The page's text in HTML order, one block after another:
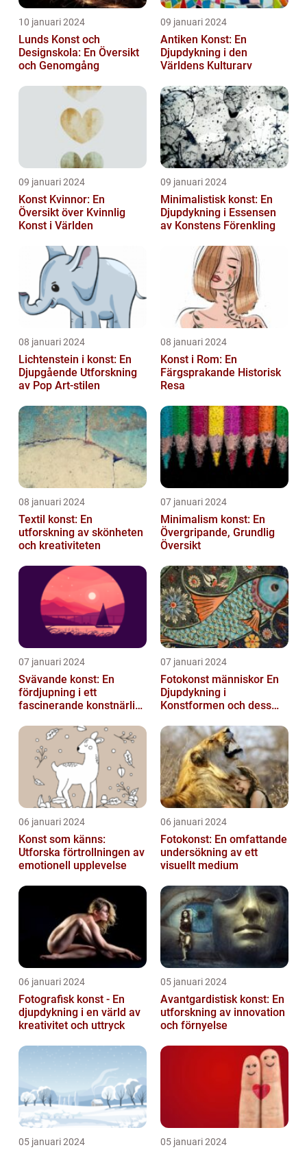
10 januari 2024
Lunds Konst och
Designskola: En Översikt
och Genomgång
09 januari 2024
Antiken Konst: En
Djupdykning i den
Världens Kulturarv
09 januari 2024
Konst Kvinnor: En
Översikt över Kvinnlig
Konst i Världen
09 januari 2024
Minimalistisk konst: En
Djupdykning i Essensen
av Konstens Förenkling
08 januari 2024
Lichtenstein i konst: En
Djupgående Utforskning
av Pop Art-stilen
08 januari 2024
Konst i Rom: En
Färgsprakande Historisk
Resa
08 januari 2024
Textil konst: En
utforskning av skönheten
och kreativiteten
07 januari 2024
Minimalism konst: En
Övergripande, Grundlig
Översikt
07 januari 2024
Svävande konst: En
fördjupning i ett
fascinerande konstnärligt
07 januari 2024
Fotokonst människor En
Djupdykning i
Konstformen och dess
06 januari 2024
Konst som känns:
Utforska förtrollningen av
emotionell upplevelse
06 januari 2024
Fotokonst: En omfattande
undersökning av ett
visuellt medium
06 januari 2024
Fotografisk konst - En
djupdykning i en värld av
kreativitet och uttryck
05 januari 2024
Avantgardistisk konst: En
utforskning av innovation
och förnyelse
05 januari 2024 05 januari 2024